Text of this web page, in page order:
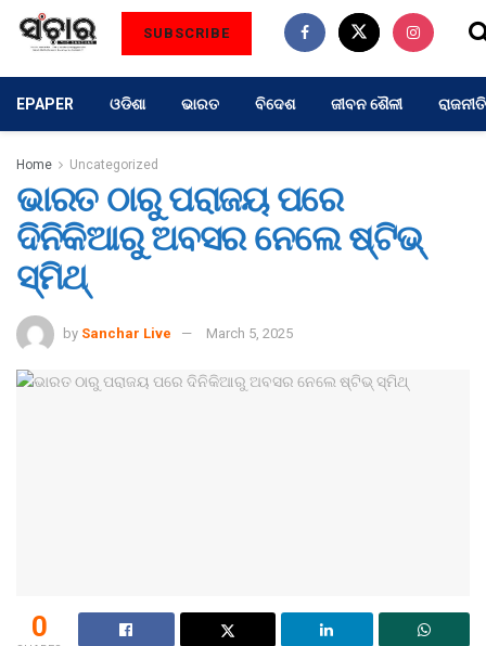
SUBSCRIBE
EPAPER ଓଡିଶା ଭାରତ ବିଦେଶ ଜୀବନ ଶୈଳୀ ରାଜନୀତି
Home Uncategorized
ଭାରତ ଠାରୁ ପରାଜୟ ପରେ
ଦିନିକିଆରୁ ଅବସର ନେଲେ ଷ୍ଟିଭ୍
ସ୍ମିଥ୍
by Sanchar Live March 5, 2025
0